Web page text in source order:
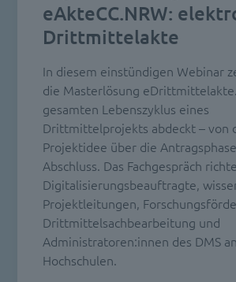
eAkteCC.NRW:
Drittmittelakte
In diesem einstündigen Webinar
die Masterlösung
gesamten Lebenszyklus eines
Drittmittelprojekts abdeckt – von
Projektidee über die
Abschluss. Das Fachgespräch
Digitalisierungsbeauftragte,
Projektleitungen,
Drittmittelsachbearbeitung und
Administratoren:innen des DMS an
Hochschulen.